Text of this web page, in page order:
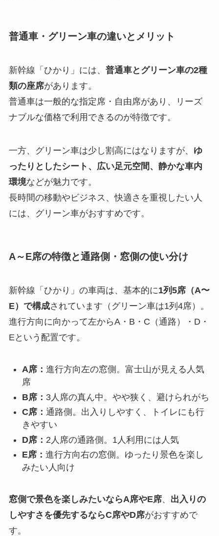
普通車・グリーン車の違いとメリット
新幹線「ひかり」には、 普通車とグリーン車の2種
類の座席があります。
普通車は一般的な指定席・自由席があり、リーズ
ナブルな価格で利用できるのが特徴です。
一方、グリーン車は少し割高にはなりますが、 ゆ
ったりとしたシート、広い足元空間、静かな車内
環境などが魅力です。
長時間の移動やビジネス、快適さを重視したい人
には、グリーン車がおすすめです。
A～E席の特徴と通路側・窓側の使い分け
新幹線「ひかり」の車両は、基本的に1列5席（A〜
E）で構成されています（グリーン車は1列4席）。
進行方向に向かって左からA・B・C（通路）・D・
Eという配置です。
A席： 進行方向左の窓側。富士山が見える人気
席
B席： 3人席の真ん中。やや狭く、避けられがち
C席： 通路側。出入りしやすく、トイレにも行
きやすい
D席： 2人席の通路側。1人利用には人気
E席： 進行方向右の窓側。ゆったり景色を楽し
みたい人向け
窓側で景色を楽しみたいならA席やE席、 出入りの
しやすさを優先するならC席やD席がおすすめで
す。